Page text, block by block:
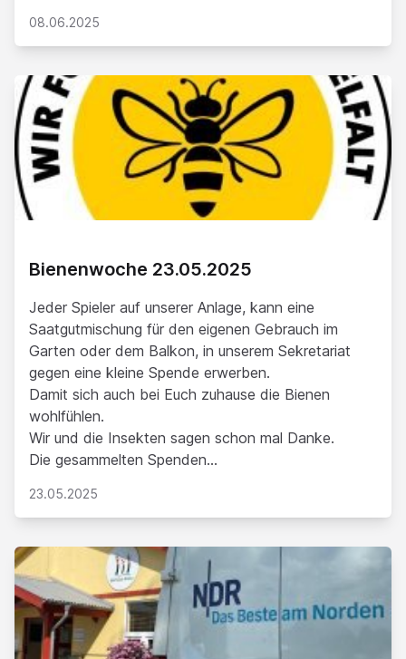
08.06.2025
Bienenwoche 23.05.2025
Jeder Spieler auf unserer Anlage, kann eine
Saatgutmischung für den eigenen Gebrauch im
Garten oder dem Balkon, in unserem Sekretariat
gegen eine kleine Spende erwerben.
Damit sich auch bei Euch zuhause die Bienen
wohlfühlen.
Wir und die Insekten sagen schon mal Danke.
Die gesammelten Spenden...
23.05.2025